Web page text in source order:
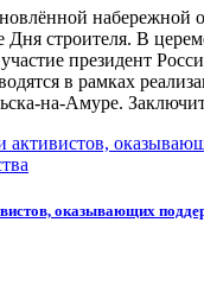
набережной
Дня строителя. В
президент
в рамках
на-Амуре.
оказывающих